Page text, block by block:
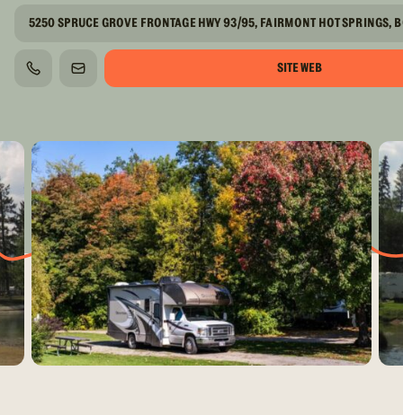
5250 SPRUCE GROVE FRONTAGE HWY 93/95, FAIRMONT HOT SPRINGS,
TÉLÉPHONECOURRIEL SITE WEB